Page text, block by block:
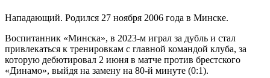
Нападающий. Родился 27 ноября 2006 года в Минске.
Воспитанник «Минска», в 2023-м играл за дубль и стал
привлекаться к тренировкам с главной командой клуба, за
которую дебютировал 2 июня в матче против брестского
«Динамо», выйдя на замену на 80-й минуте (0:1).